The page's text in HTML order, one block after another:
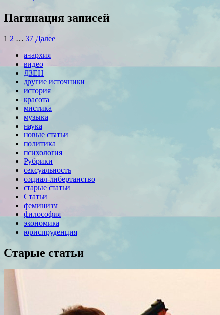
Пагинация записей
1 2 … 37 Далее
анархия
видео
ДЗЕН
другие источники
история
красота
мистика
музыка
наука
новые статьи
политика
психология
Рубрики
сексуальность
социал-либертанство
старые статьи
Статьи
феминизм
философия
экономика
юриспруденция
Старые статьи